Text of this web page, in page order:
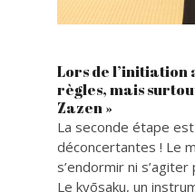
Lors de l’initiation
règles, mais
Zazen »
La seconde étape
déconcertantes ! Le
s’endormir ni
Le kyōsaku, un